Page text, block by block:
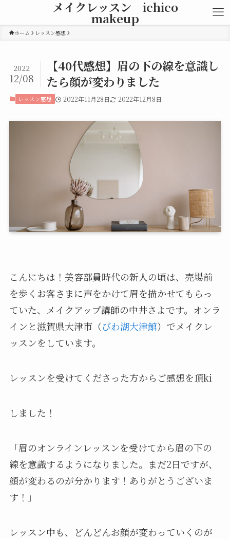
メイクレッスン ichico
makeup
ホーム レッスン感想
【40代感想】眉の下の線を意識し
たら顔が変わりました
2022
12/08
レッスン感想 2022年11月28日 2022年12月8日
こんにちは！美容部員時代の新人の頃は、売場前
を歩くお客さまに声をかけて眉を描かせてもらっ
ていた、メイクアップ講師の中井さよです。オンラ
インと滋賀県大津市（びわ湖大津館）でメイクレ
ッスンをしています。
レッスンを受けてくださった方からご感想を頂ki
しました！
「眉のオンラインレッスンを受けてから眉の下の
線を意識するようになりました。まだ2日ですが、
顔が変わるのが分かります！ありがとうございま
す！」
レッスン中も、どんどんお顔が変わっていくのが